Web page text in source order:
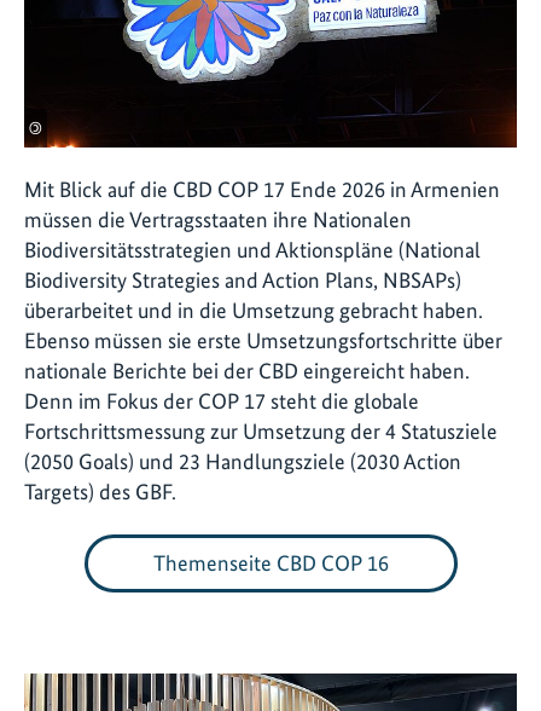
©
Mit Blick auf die CBD COP 17 Ende 2026 in Armenien
müssen die Vertragsstaaten ihre Nationalen
Biodiversitätsstrategien und Aktionspläne (National
Biodiversity Strategies and Action Plans, NBSAPs)
überarbeitet und in die Umsetzung gebracht haben.
Ebenso müssen sie erste Umsetzungsfortschritte über
nationale Berichte bei der CBD eingereicht haben.
Denn im Fokus der COP 17 steht die globale
Fortschrittsmessung zur Umsetzung der 4 Statusziele
(2050 Goals) und 23 Handlungsziele (2030 Action
Targets) des GBF.
Themenseite CBD COP 16